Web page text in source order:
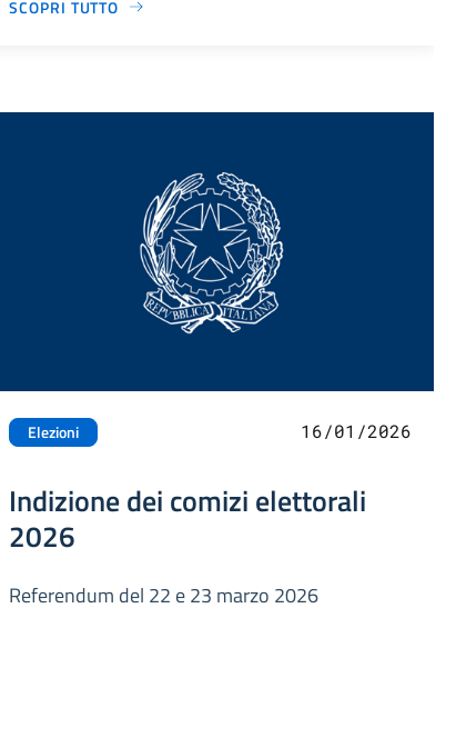
SCOPRI TUTTO
Elezioni 16/01/2026
Indizione dei comizi elettorali
2026
Referendum del 22 e 23 marzo 2026